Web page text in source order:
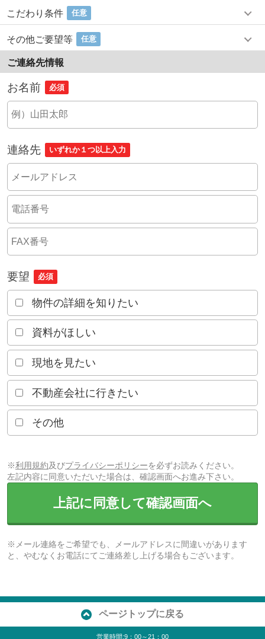
こだわり条件 任意
その他ご要望等 任意
ご連絡先情報
お名前 必須
連絡先 いずれか１つ以上入力
要望 必須
物件の詳細を知りたい
資料がほしい
現地を見たい
不動産会社に行きたい
その他
※利用規約及びプライバシーポリシーを必ずお読みください。
左記内容に同意いただいた場合は、確認画面へお進み下さい。
上記に同意して確認画面へ
※メール連絡をご希望でも、メールアドレスに間違いがあります
と、やむなくお電話にてご連絡差し上げる場合もございます。
ページトップに戻る
営業時間:9：00～21：00